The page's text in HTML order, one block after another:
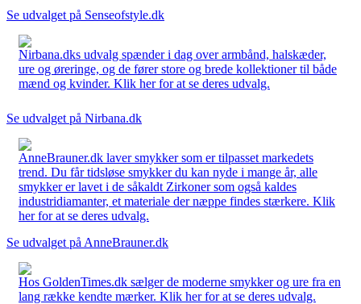
Se udvalget på Senseofstyle.dk
Nirbana.dks udvalg spænder i dag over armbånd, halskæder,
ure og øreringe, og de fører store og brede kollektioner til både
mænd og kvinder. Klik her for at se deres udvalg.
Se udvalget på Nirbana.dk
AnneBrauner.dk laver smykker som er tilpasset markedets
trend. Du får tidsløse smykker du kan nyde i mange år, alle
smykker er lavet i de såkaldt Zirkoner som også kaldes
industridiamanter, et materiale der næppe findes stærkere. Klik
her for at se deres udvalg.
Se udvalget på AnneBrauner.dk
Hos GoldenTimes.dk sælger de moderne smykker og ure fra en
lang række kendte mærker. Klik her for at se deres udvalg.